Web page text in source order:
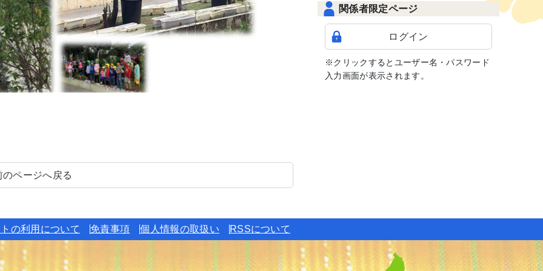
のページへ戻る
関係者限定ページ
ログイン
※クリックするとユーザー名・パスワード
入力画面が表示されます。
の利用について 免責事項 個人情報の取扱い RSSについて